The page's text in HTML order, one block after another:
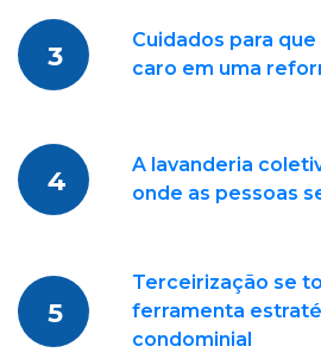
3
Cuidados para
caro em uma
4
A lavanderia
onde as pessoas
5
Terceirização se
ferramenta
condominial